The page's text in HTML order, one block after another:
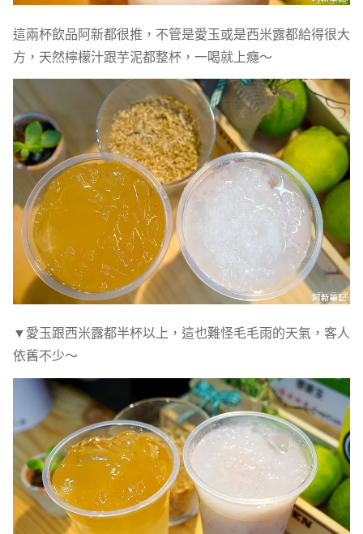
這兩杯飲品阿新都很推，不管是愛玉或是西米露都給得很大
方，天然檸檬汁跟芋泥都整杯，一喝就上癮～
▼愛玉跟西米露都半杯以上，這也難怪毛毛雨的天氣，客人
依舊不少～